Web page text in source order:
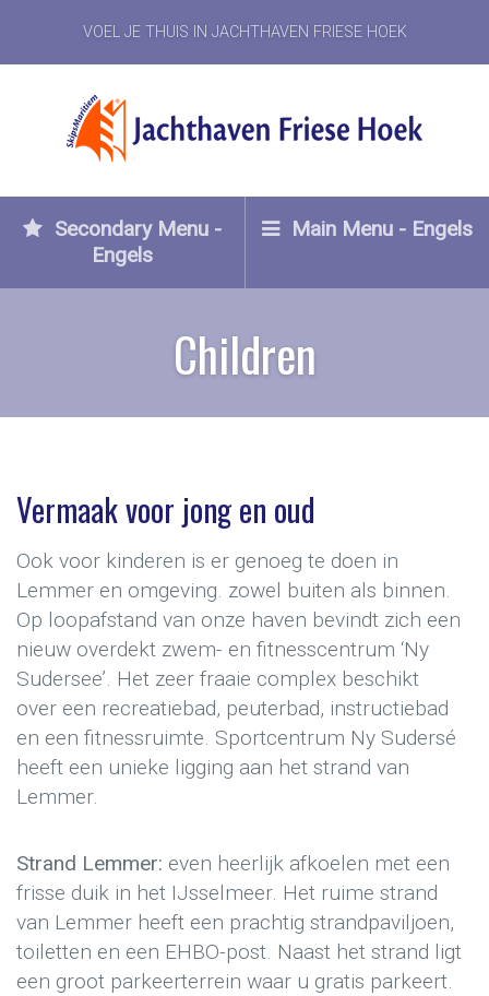
VOEL JE THUIS IN JACHTHAVEN FRIESE HOEK
Secondary Menu -
Engels
Main Menu - Engels
Children
Vermaak voor jong en oud
Ook voor kinderen is er genoeg te doen in
Lemmer en omgeving. zowel buiten als binnen.
Op loopafstand van onze haven bevindt zich een
nieuw overdekt zwem- en fitnesscentrum ‘Ny
Sudersee’. Het zeer fraaie complex beschikt
over een recreatiebad, peuterbad, instructiebad
en een fitnessruimte. Sportcentrum Ny Sudersé
heeft een unieke ligging aan het strand van
Lemmer.
Strand Lemmer: even heerlijk afkoelen met een
frisse duik in het IJsselmeer. Het ruime strand
van Lemmer heeft een prachtig strandpaviljoen,
toiletten en een EHBO-post. Naast het strand ligt
een groot parkeerterrein waar u gratis parkeert.